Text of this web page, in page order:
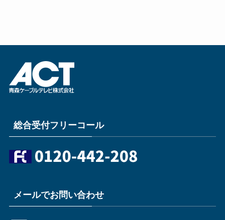
総合受付フリーコール
メールでお問い合わせ